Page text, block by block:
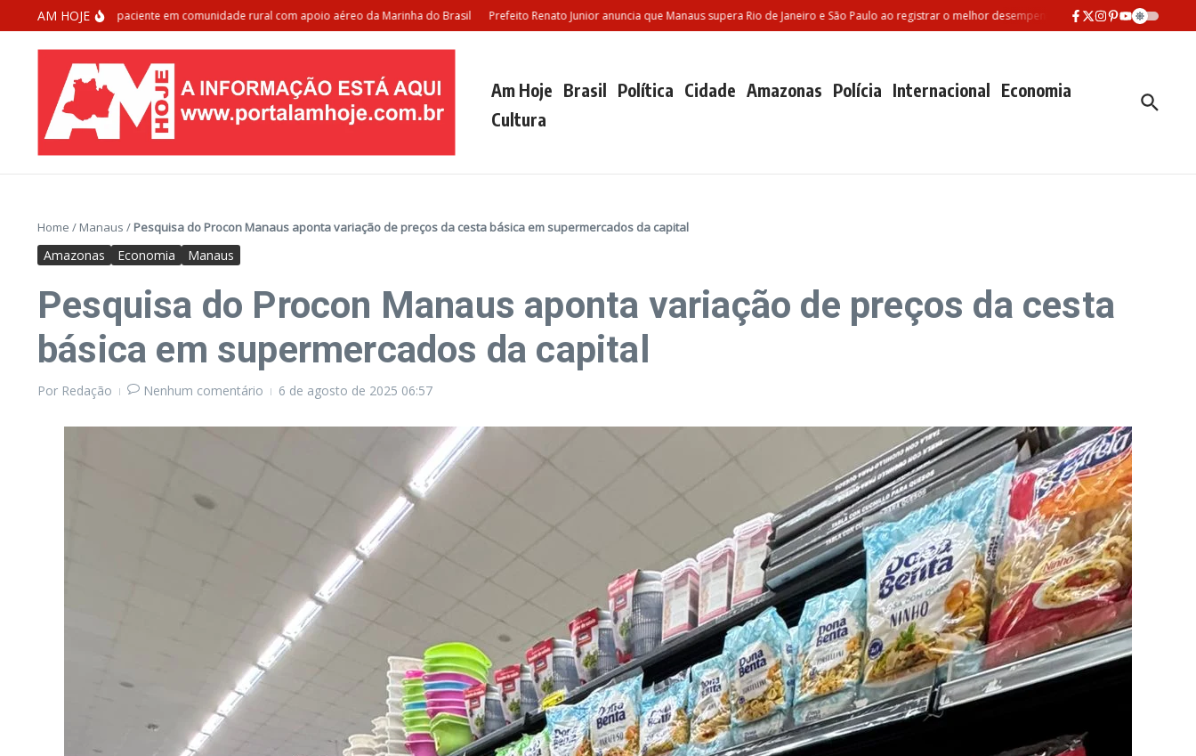
Ir para o conteúdo
AM HOJE
resgata paciente em comunidade rural com apoio aéreo da Marinha do Brasil Prefeito Renato Junior anuncia que Manaus supera Rio de Janeiro e São Paulo ao registrar o melhor desempenho entre as três maiores redes
Am Hoje Brasil Política Cidade Amazonas Polícia Internacional Economia
Cultura
Home / Manaus / Pesquisa do Procon Manaus aponta variação de preços da cesta básica em supermercados da capital
Amazonas Economia Manaus
Pesquisa do Procon Manaus aponta variação de preços da cesta
básica em supermercados da capital
Por Redação Nenhum comentário 6 de agosto de 2025 06:57